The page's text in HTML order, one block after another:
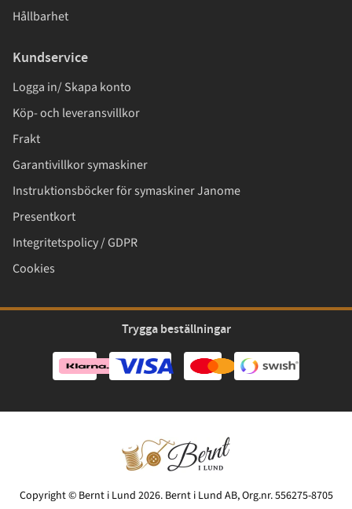
Hållbarhet
Kundservice
Logga in/ Skapa konto
Köp- och leveransvillkor
Frakt
Garantivillkor symaskiner
Instruktionsböcker för symaskiner Janome
Presentkort
Integritetspolicy / GDPR
Cookies
Trygga beställningar
Copyright © Bernt i Lund 2026. Bernt i Lund AB, Org.nr. 556275-8705